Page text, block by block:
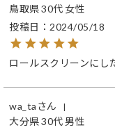
鳥取県30代 女性
投稿日
2024/05/18
ロールスクリーンにし
wa_ta
大分県30代男性